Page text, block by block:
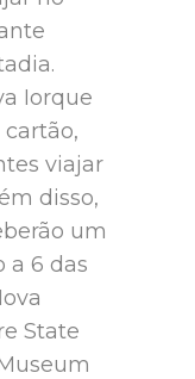
Iorque
viajar
disso,
um
a 6 das
State